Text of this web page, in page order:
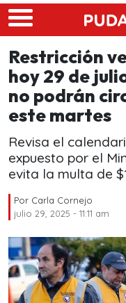
Skip to main content
Restricción
hoy 29 de
no podrán
este martes
Revisa el
expuesto por el
evita la multa de
Por Carla Cornejo
julio 29, 2025 - 11:11 am